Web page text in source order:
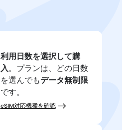
利用日数を選択して購
入 。プランは、どの日数
を選んでもデータ無制限
です。
eSIM対応機種を確認